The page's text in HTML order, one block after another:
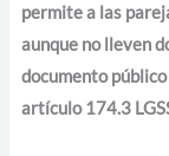
permite a las
aunque no lleven
documento
artículo 174.3